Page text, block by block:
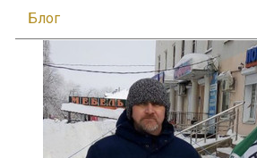
Блог